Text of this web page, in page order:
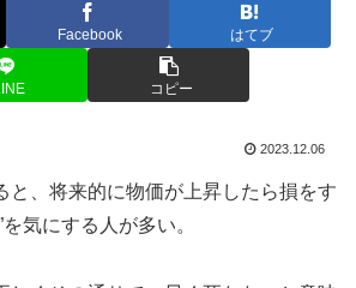
Facebook はてブ
コピー
2023.12.06
と、将来的に物価が上昇したら損をす
気にする人が多い。